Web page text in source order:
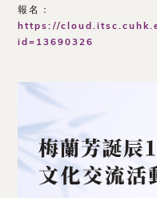
報名：
https://
id=13690326